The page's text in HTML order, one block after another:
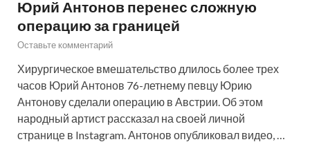
Юрий Антонов перенес сложную
операцию за границей
Оставьте комментарий
Хирургическое вмешательство длилось более трех
часов Юрий Антонов 76-летнему певцу Юрию
Антонову сделали операцию в Австрии. Об этом
народный артист рассказал на своей личной
странице в Instagram. Антонов опубликовал видео, …